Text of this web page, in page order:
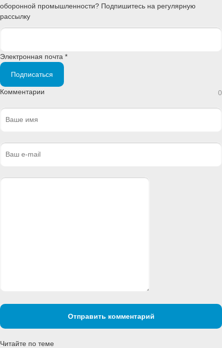
оборонной промышленности? Подпишитесь на регулярную
рассылку
Электронная почта *
Подписаться
Комментарии 0
Отправить комментарий
Читайте по теме